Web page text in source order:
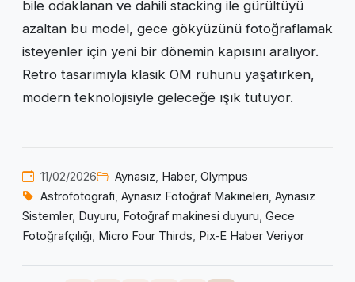
bile odaklanan ve dahili stacking ile gürültüyü
azaltan bu model, gece gökyüzünü fotoğraflamak
isteyenler için yeni bir dönemin kapısını aralıyor.
Retro tasarımıyla klasik OM ruhunu yaşatırken,
modern teknolojisiyle geleceğe ışık tutuyor.
11/02/2026 Aynasız, Haber, Olympus
Astrofotografi, Aynasız Fotoğraf Makineleri, Aynasız
Sistemler, Duyuru, Fotoğraf makinesi duyuru, Gece
Fotoğrafçılığı, Micro Four Thirds, Pix‑E Haber Veriyor